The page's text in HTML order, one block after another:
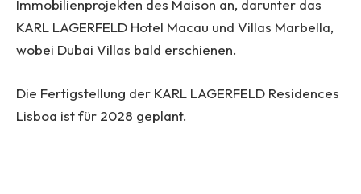
Immobilienprojekten des Maison an, darunter das
KARL LAGERFELD Hotel Macau und Villas Marbella,
wobei Dubai Villas bald erschienen.
Die Fertigstellung der KARL LAGERFELD Residences
Lisboa ist für 2028 geplant.